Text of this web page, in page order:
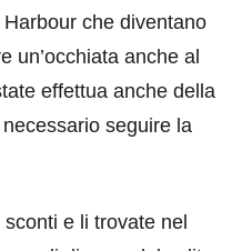
che diventano
un’occhiata anche al
effettua anche della
seguire la
e li trovate nel